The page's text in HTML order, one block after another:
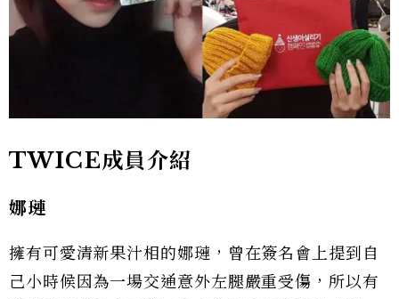
TWICE成員介紹
娜璉
擁有可愛清新果汁相的娜璉，曾在簽名會上提到自
己小時候因為一場交通意外左腿嚴重受傷，所以有